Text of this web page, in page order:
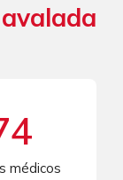
médicos